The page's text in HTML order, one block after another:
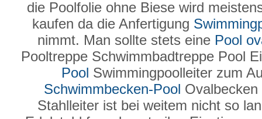
die Poolfolie ohne Biese wird
kaufen da die Anfertigung
nimmt. Man sollte stets eine Pool
Pooltreppe Schwimmbadtreppe Pool
Pool Swimmingpoolleiter zum
Schwimmbecken-Pool
Stahlleiter ist bei weitem nicht so